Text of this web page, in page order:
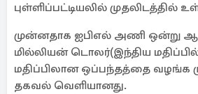
புள்ளிப்பட்டியலில் முதலிடத்தில்
முன்னதாக ஐபிஎல் அணி ஒன்று
மில்லியன் டொலர்(இந்திய மதிப்பில்
மதிப்பிலான ஒப்பந்தத்தை வழங்க
தகவல் வெளியானது.